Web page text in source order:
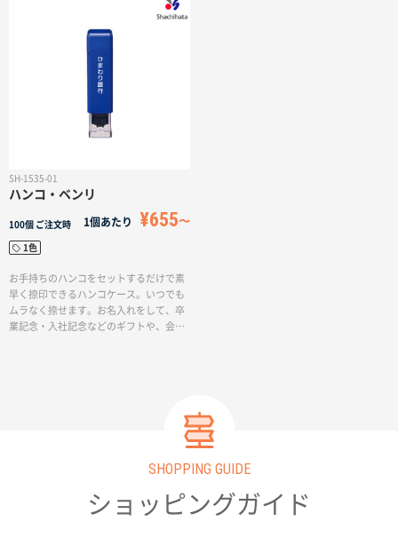
SH-1535-01
ハンコ・ベンリ
100個 ご注文時 1個あたり ¥655
1色
お手持ちのハンコをセットするだけで素
早く捺印できるハンコケース。いつでも
ムラなく捺せます。お名入れをして、卒
業記念・入社記念などのギフトや、会社
SHOPPING GUIDE
ショッピングガイド